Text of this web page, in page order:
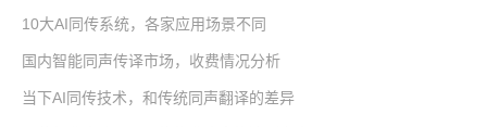
10大AI同传系统，各家应用场景不同
国内智能同声传译市场，收费情况分析
当下AI同传技术，和传统同声翻译的差异